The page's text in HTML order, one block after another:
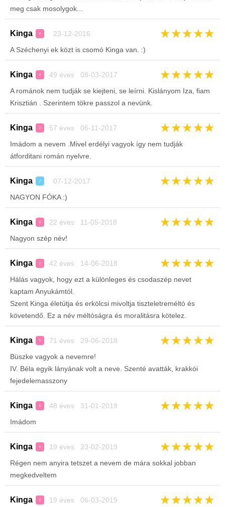
meg csak mosolygok...
Kinga ♀ 23-12-2016 ★★★★★
A Széchenyi ek közt is csomó Kinga van. :)
Kinga ♀ 49 éves 08-03-2017 ★★★★★
A románok nem tudják se kiejteni, se leírni. Kislányom Iza, fiam
Krisztián . Szerintem tökre passzol a nevünk.
Kinga ♀ 57 éves 06-11-2017 ★★★★★
Imádom a nevem .Mivel erdélyi vagyok így nem tudják
átforditani román nyelvre.
Kinga ♂ 07-12-2017 ★★★★★
NAGYON FÓKA :)
Kinga ♀ 22 éves 11-05-2018 ★★★★★
Nagyon szép név!
Kinga ♀ 42 éves 14-06-2018 ★★★★★
Hálás vagyok, hogy ezt a különleges és csodaszép nevet
kaptam Anyukámtól.
Szent Kinga életútja és erkölcsi mivoltja tiszteletreméltó és
követendő. Ez a név méltóságra és moralitásra kötelez.
Kinga ♀ 71 éves 29-06-2018 ★★★★★
Büszke vagyok a nevemre!
IV. Béla egyik lányának volt a neve. Szenté avatták, krakkói
fejedelemasszony
Kinga ♀ 48 éves 31-01-2019 ★★★★★
Imádom
Kinga ♀ 19 éves 23-02-2019 ★★★★★
Régen nem anyira tetszet a nevem de mára sokkal jobban
megkedveltem
Kinga ♀ 19 éves 06-03-2019 ★★★★★